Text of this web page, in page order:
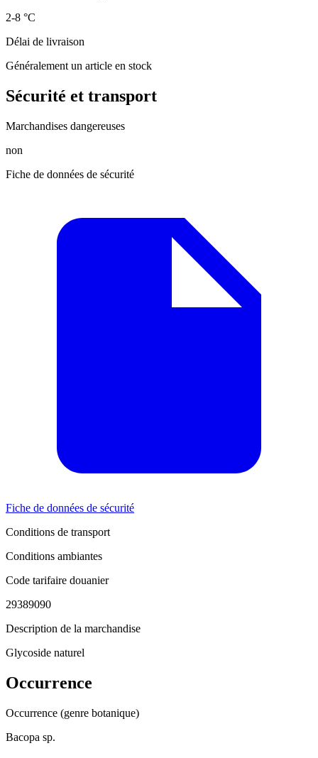
2-8 °C
Délai de livraison
Généralement un article en stock
Sécurité et transport
Marchandises dangereuses
non
Fiche de données de sécurité
Fiche de données de sécurité
Conditions de transport
Conditions ambiantes
Code tarifaire douanier
29389090
Description de la marchandise
Glycoside naturel
Occurrence
Occurrence (genre botanique)
Bacopa sp.